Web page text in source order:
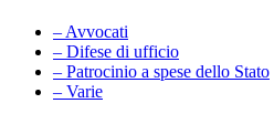
– Avvocati
– Difese di ufficio
– Patrocinio a spese dello Stato
– Varie